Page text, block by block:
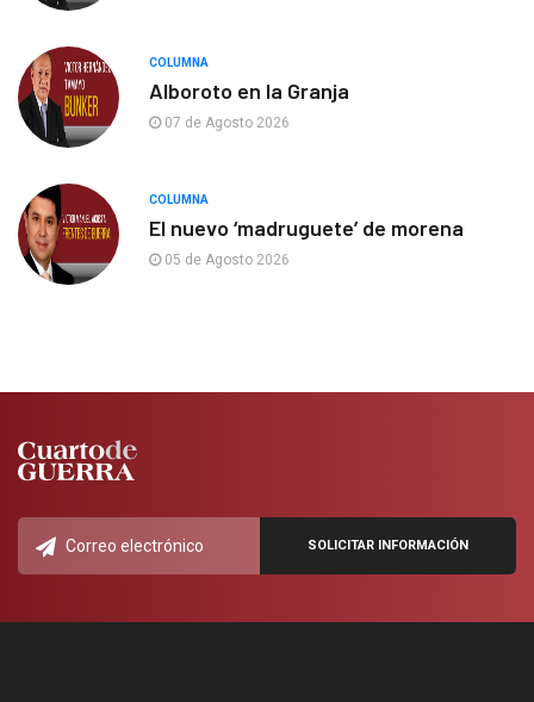
COLUMNA
Alboroto en la Granja
07 de Agosto 2026
COLUMNA
El nuevo ‘madruguete’ de morena
05 de Agosto 2026